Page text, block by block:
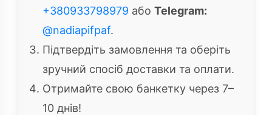
+380933798979 або Telegram:
@nadiapifpaf.
Підтвердіть замовлення та оберіть
зручний спосіб доставки та оплати.
Отримайте свою банкетку через 7–
10 днів!